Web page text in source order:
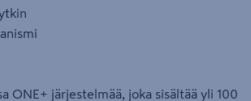
ONE+ järjestelmää, joka sisältää yli 100